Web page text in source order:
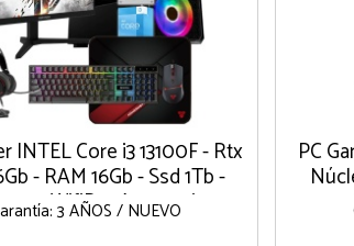
INTEL Core i3 13100F - Rtx
- RAM 16Gb - Ssd 1Tb -
24 - WifiBt - Accesorios -
Windows
3 AÑOS / NUEVO
PC